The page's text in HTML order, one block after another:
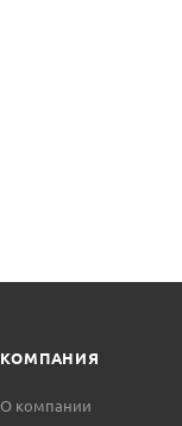
КОМПАНИЯ
О компании